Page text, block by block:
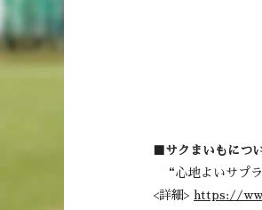
■サクまいもにつ
“心地よいサプラ
<詳細> https://